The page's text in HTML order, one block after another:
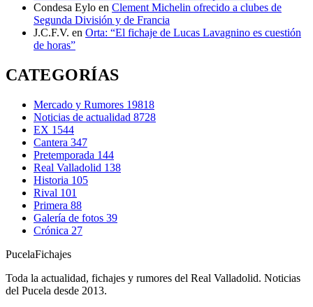
Condesa Eylo en Clement Michelin ofrecido a clubes de
Segunda División y de Francia
J.C.F.V. en Orta: “El fichaje de Lucas Lavagnino es cuestión
de horas”
CATEGORÍAS
Mercado y Rumores 19818
Noticias de actualidad 8728
EX 1544
Cantera 347
Pretemporada 144
Real Valladolid 138
Historia 105
Rival 101
Primera 88
Galería de fotos 39
Crónica 27
PucelaFichajes
Toda la actualidad, fichajes y rumores del Real Valladolid. Noticias
del Pucela desde 2013.